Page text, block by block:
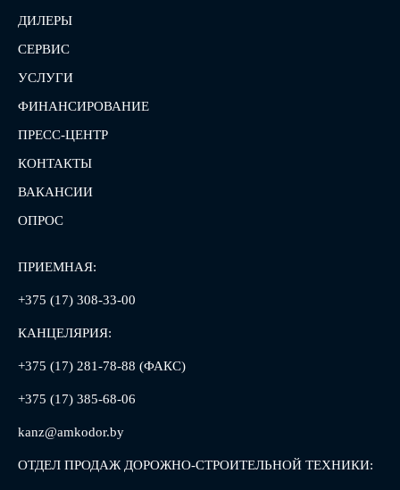
ДИЛЕРЫ
СЕРВИС
УСЛУГИ
ФИНАНСИРОВАНИЕ
ПРЕСС-ЦЕНТР
КОНТАКТЫ
ВАКАНСИИ
ОПРОС
ПРИЕМНАЯ:
+375 (17) 308-33-00
КАНЦЕЛЯРИЯ:
+375 (17) 281-78-88 (ФАКС)
+375 (17) 385-68-06
kanz@amkodor.by
ОТДЕЛ ПРОДАЖ ДОРОЖНО-СТРОИТЕЛЬНОЙ ТЕХНИКИ: